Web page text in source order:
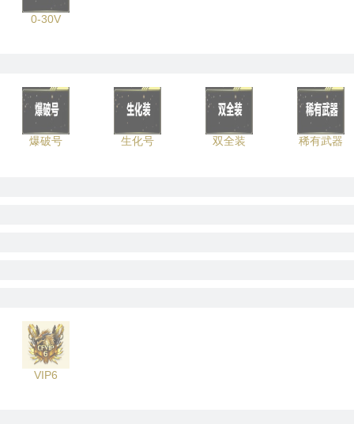
0-30V
爆破号 生化号 双全装 稀有武器
VIP6